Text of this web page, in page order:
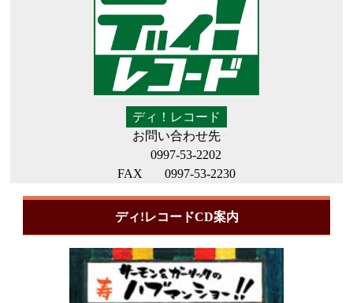
ディ！レコード
お問い合わせ先
0997-53-2202
FAX
0997-53-2230
ディ!レコードCD案内